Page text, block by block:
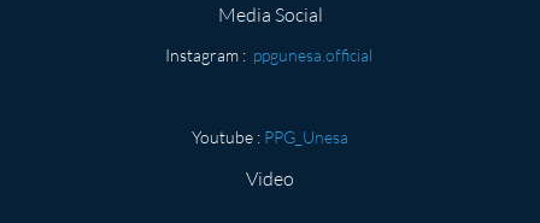
Media Social
Instagram : ppgunesa.official
Youtube : PPG_Unesa
Video